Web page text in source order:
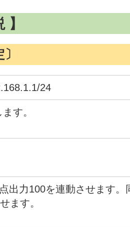
】
24
す。
出力100を連動させます
ます。